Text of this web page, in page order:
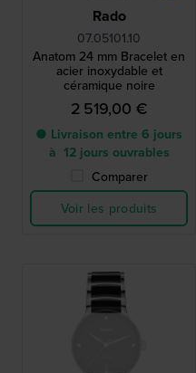
Rado
07.05101.10
Anatom 24 mm Bracelet en
acier inoxydable et
céramique noire
2 519,00 €
● Livraison entre 6 jours
à 12 jours ouvrables
Comparer
Voir les produits